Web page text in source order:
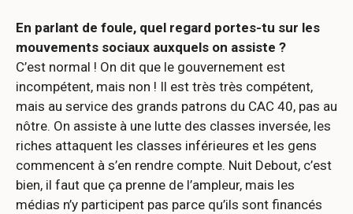
En parlant de foule, quel regard portes-tu sur les
mouvements sociaux auxquels on assiste ?
C’est normal ! On dit que le gouvernement est
incompétent, mais non ! Il est très très compétent,
mais au service des grands patrons du CAC 40, pas au
nôtre. On assiste à une lutte des classes inversée, les
riches attaquent les classes inférieures et les gens
commencent à s’en rendre compte. Nuit Debout, c’est
bien, il faut que ça prenne de l’ampleur, mais les
médias n’y participent pas parce qu’ils sont financés